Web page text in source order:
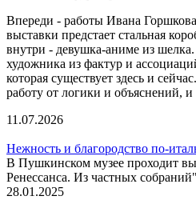
Впереди - работы Ивана
выставки предстает стальная
внутри - девушка-аниме из
художника из фактур и
которая существует здесь и
работу от логики и объяснений, и
11.07.2026
Нежность и благородство по-
В Пушкинском музее проходит
Ренессанса. Из частных собраний"
28.01.2025